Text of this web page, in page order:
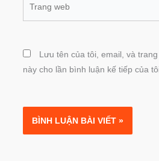
Lưu tên của tôi, email, và
này cho lần bình luận kế tiếp của tôi.